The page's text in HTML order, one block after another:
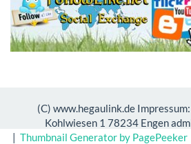
(C) www.hegaulink.de
Kohlwiesen 1 78234 Engen
| Thumbnail Generator by PagePeeker